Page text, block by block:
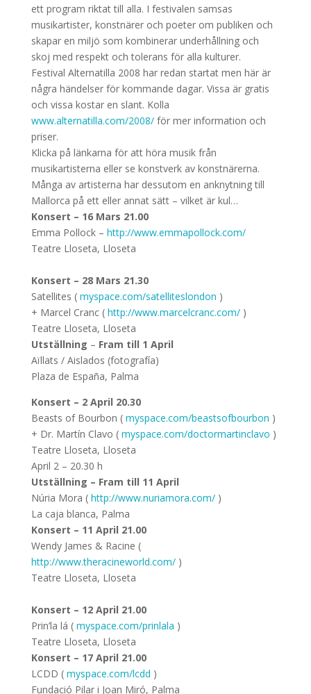
ett program riktat till alla. I festivalen samsas
musikartister, konstnärer och poeter om publiken och
skapar en miljö som kombinerar underhållning och
skoj med respekt och tolerans för alla kulturer.
Festival Alternatilla 2008 har redan startat men här är
några händelser för kommande dagar. Vissa är gratis
och vissa kostar en slant. Kolla
www.alternatilla.com/2008/för mer information och
priser.
Klicka på länkarna för att höra musik från
musikartisterna eller se konstverk av konstnärerna.
Många av artisterna har dessutom en anknytning till
Mallorca på ett eller annat sätt – vilket är kul…
Konsert – 16 Mars 21.00
Emma Pollock – http://www.emmapollock.com/
Teatre Lloseta, Lloseta
Konsert – 28 Mars 21.30
Satellites ( myspace.com/satelliteslondon )
+ Marcel Cranc ( http://www.marcelcranc.com/)
Teatre Lloseta, Lloseta
Utställning – Fram till 1 April
Aïllats / Aislados (fotografía)
Plaza de España, Palma
Konsert – 2 April 20.30
Beasts of Bourbon ( myspace.com/beastsofbourbon )
+ Dr. Martín Clavo ( myspace.com/doctormartinclavo )
Teatre Lloseta, Lloseta
April 2 – 20.30 h
Utställning – Fram till 11 April
Núria Mora ( http://www.nuriamora.com/)
La caja blanca, Palma
Konsert – 11 April 21.00
Wendy James & Racine (
http://www.theracineworld.com/)
Teatre Lloseta, Lloseta
Konsert – 12 April 21.00
Prin’la lá ( myspace.com/prinlala )
Teatre Lloseta, Lloseta
Konsert – 17 April 21.00
LCDD ( myspace.com/lcdd )
Fundació Pilar i Joan Miró, Palma